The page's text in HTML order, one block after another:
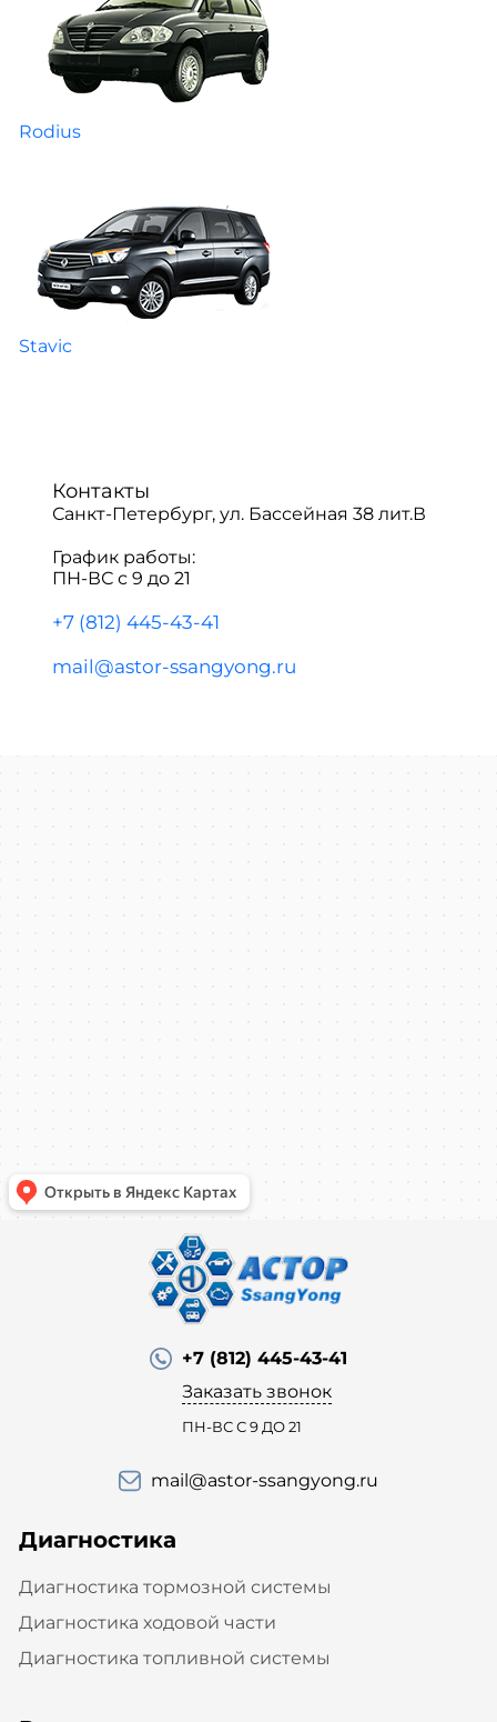
Rodius
Stavic
Контакты
Санкт-Петербург, ул. Бассейная 38 лит.В
График работы:
ПН-ВС с 9 до 21
+7 (812) 445-43-41
mail@astor-ssangyong.ru
+7 (812) 445-43-41
Заказать звонок
ПН-ВС С 9 ДО 21
mail@astor-ssangyong.ru
Диагностика
Диагностика тормозной системы
Диагностика ходовой части
Диагностика топливной системы